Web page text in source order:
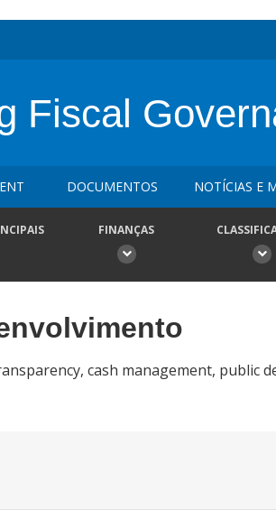
Fiscal
DOCUMENTOS NOTÍCIAS E
FINANÇAS
cash management, public